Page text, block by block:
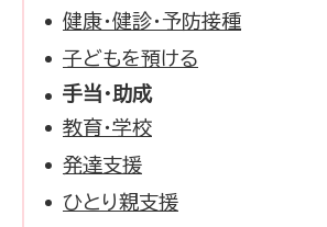
健康・健診・予防接種
子どもを預ける
手当・助成
教育・学校
発達支援
ひとり親支援